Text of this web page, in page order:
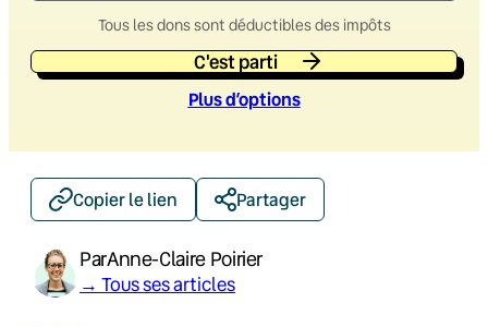
Tous les dons sont déductibles des impôts
C'est parti
Plus d’options
Copier le lien Partager
ParAnne-Claire Poirier
→ Tous ses articles